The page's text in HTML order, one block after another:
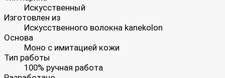
Искусственный
Изготовлен из
Искусственного волокна kanekolon
Основа
Моно с имитацией кожи
Тип работы
100% ручная работа